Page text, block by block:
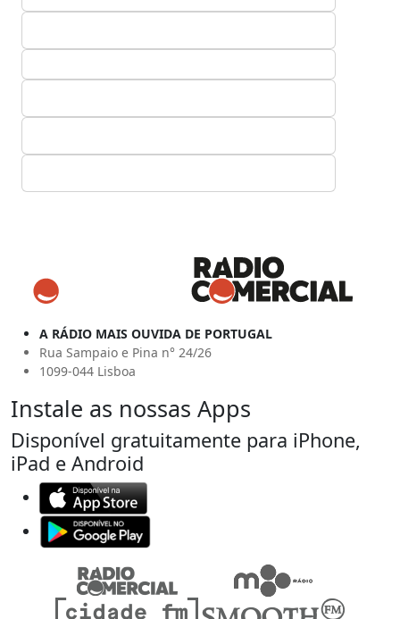
A RÁDIO MAIS OUVIDA DE PORTUGAL
Rua Sampaio e Pina n° 24/26
1099-044 Lisboa
Instale as nossas Apps
Disponível gratuitamente para iPhone,
iPad e Android